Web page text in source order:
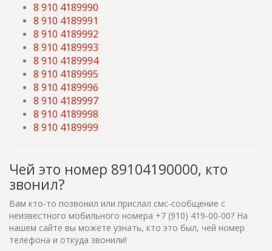
8 910 4189990
8 910 4189991
8 910 4189992
8 910 4189993
8 910 4189994
8 910 4189995
8 910 4189996
8 910 4189997
8 910 4189998
8 910 4189999
Чей это номер 89104190000, кто
звонил?
Вам кто-то позвонил или прислал смс-сообщение с
неизвестного мобильного номера +7 (910) 419-00-00? На
нашем сайте вы можете узнать, кто это был, чей номер
телефона и откуда звонили!